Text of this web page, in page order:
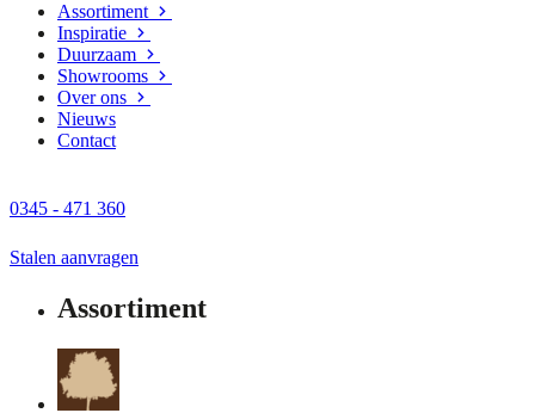
Assortiment
Inspiratie
Duurzaam
Showrooms
Over ons
Nieuws
Contact
0345 - 471 360
Stalen aanvragen
Assortiment